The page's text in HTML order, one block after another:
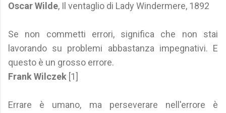
Oscar Wilde, Il ventaglio di Lady Windermere, 1892
Se non commetti errori, significa che non stai
lavorando su problemi abbastanza impegnativi. E
questo è un grosso errore.
Frank Wilczek [1]
Errare è umano, ma perseverare nell'errore è